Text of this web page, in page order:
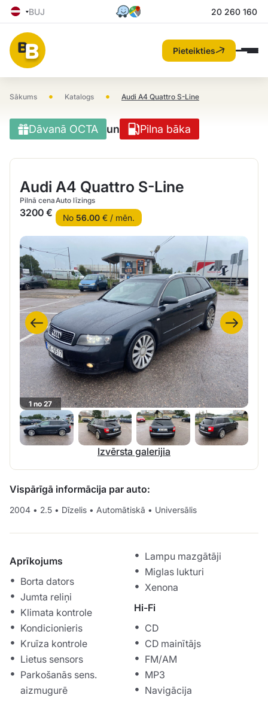
BUJ 20 260 160
Pieteikties
Sākums • Katalogs • Audi A4 Quattro S-Line
Dāvanā OCTA un Pilna bāka
Audi A4 Quattro S-Line
Pilnā cena
3200 €
Auto līzings
No 56.00€ / mēn.
1 no 27
Izvērsta galerijia
Vispārīgā informācija par auto:
2004 • 2.5 • Dīzelis • Automātiskā • Universālis
Aprīkojums
Borta dators
Jumta reliņi
Klimata kontrole
Kondicionieris
Kruīza kontrole
Lietus sensors
Parkošanās sens.
aizmugurē
Lampu mazgātāji
Miglas lukturi
Xenona
Hi-Fi
CD
CD mainītājs
FM/AM
MP3
Navigācija